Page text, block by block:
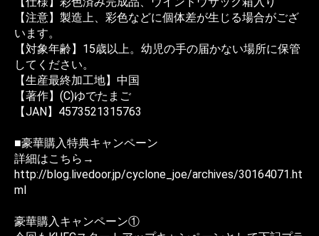
【注意】製造上、彩色などに個体差が生じる場合がござ
います。
【対象年齢】15歳以上。幼児の手の届かない場所に保管
してください。
【生産最終加工地】中国
【著作】(C)ゆでたまご
【JAN】4573521315763
■豪華購入特典キャンペーン
詳細はこちら→
http://blog.livedoor.jp/cyclone_joe/archives/30164071.ht
ml
豪華購入キャンペーン①